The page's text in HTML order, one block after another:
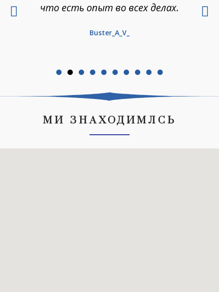
что есть опыт во всех делах.
Buster_A_V_
МИ ЗНАХОДИМЛСЬ